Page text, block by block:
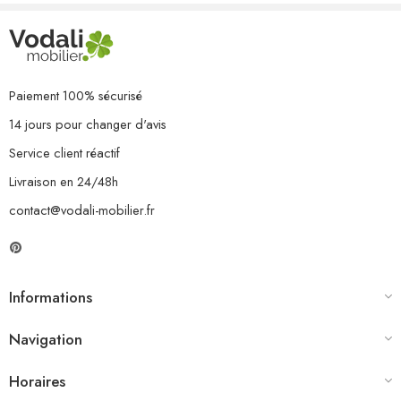
7 x coussin de dossier
Paiement 100% sécurisé
14 jours pour changer d'avis
Service client réactif
Livraison en 24/48h
contact@vodali-mobilier.fr
Informations
Navigation
Horaires